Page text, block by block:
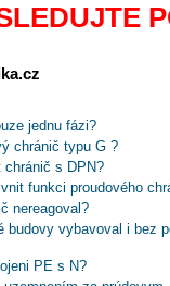
jednu fázi?
chránič typu G ?
s DPN?
funkci proudového
nereagoval?
budovy vybavoval i bez
PE s N?